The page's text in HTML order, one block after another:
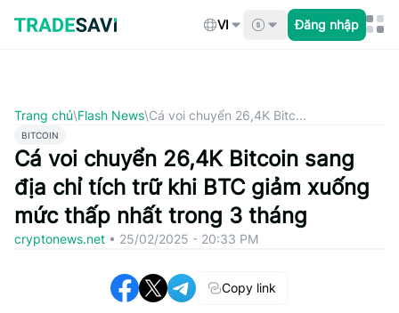
qua
nội
VI Đăng nhập
Trang chủ\Flash News\Cá voi chuyển 26,4K Bitc...
BITCOIN
Cá voi chuyển 26,4K Bitcoin sang
địa chỉ tích trữ khi BTC giảm xuống
mức thấp nhất trong 3 tháng
cryptonews.net • 25/02/2025 - 20:33 PM
Copy link